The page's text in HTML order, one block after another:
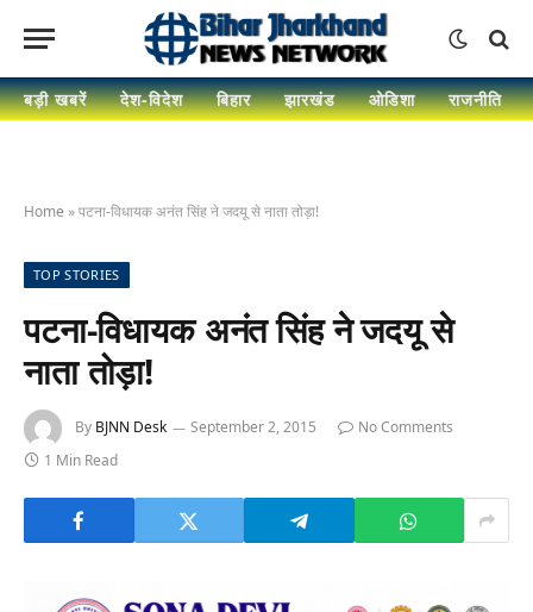
बड़ी खबरें देश-विदेश बिहार झारखंड ओडिशा राजनीति
Home »पटना-विधायक अनंत सिंह ने जदयू से नाता तोड़ा!
TOP STORIES
पटना-विधायक अनंत सिंह ने जदयू से
नाता तोड़ा!
By BJNN Desk September 2, 2015
No Comments
1 Min Read